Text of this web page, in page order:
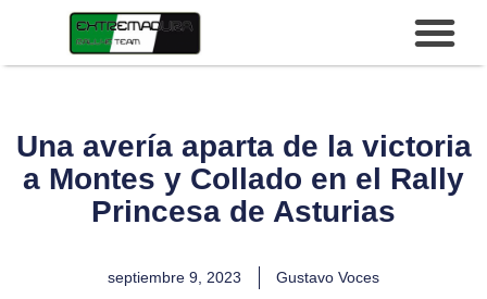
Una avería aparta de la victoria
a Montes y Collado en el Rally
Princesa de Asturias
septiembre 9, 2023 Gustavo Voces